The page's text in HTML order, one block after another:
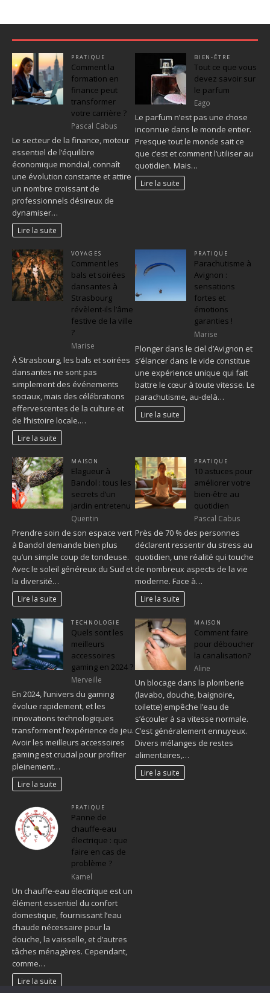
PRATIQUE
Comment la
formation en
finance peut
transformer
votre carrière ?
Pascal Cabus
Le secteur de la finance, moteur
essentiel de l’équilibre
économique mondial, connaît
une évolution constante et attire
un nombre croissant de
professionnels désireux de
dynamiser…
Lire la suite
BIEN-ÊTRE
Tout ce que vous
devez savoir sur
le parfum
Eago
Le parfum n’est pas une chose
inconnue dans le monde entier.
Presque tout le monde sait ce
que c’est et comment l’utiliser au
quotidien. Mais…
Lire la suite
VOYAGES
Comment les
bals et soirées
dansantes à
Strasbourg
révèlent-ils l’âme
festive de la ville
?
Marise
À Strasbourg, les bals et soirées
dansantes ne sont pas
simplement des événements
sociaux, mais des célébrations
effervescentes de la culture et
de l’histoire locale.…
Lire la suite
PRATIQUE
Parachutisme à
Avignon :
sensations
fortes et
émotions
garanties !
Marise
Plonger dans le ciel d’Avignon et
s’élancer dans le vide constitue
une expérience unique qui fait
battre le cœur à toute vitesse. Le
parachutisme, au-delà…
Lire la suite
MAISON
Elagueur à
Bandol : tous les
secrets d’un
jardin entretenu
Quentin
Prendre soin de son espace vert
à Bandol demande bien plus
qu’un simple coup de tondeuse.
Avec le soleil généreux du Sud et
la diversité…
Lire la suite
PRATIQUE
10 astuces pour
améliorer votre
bien-être au
quotidien
Pascal Cabus
Près de 70 % des personnes
déclarent ressentir du stress au
quotidien, une réalité qui touche
de nombreux aspects de la vie
moderne. Face à…
Lire la suite
TECHNOLOGIE
Quels sont les
meilleurs
accessoires
gaming en 2024 ?
Merveille
En 2024, l’univers du gaming
évolue rapidement, et les
innovations technologiques
transforment l’expérience de jeu.
Avoir les meilleurs accessoires
gaming est crucial pour profiter
pleinement…
Lire la suite
MAISON
Comment faire
pour déboucher
la canalisation?
Aline
Un blocage dans la plomberie
(lavabo, douche, baignoire,
toilette) empêche l’eau de
s’écouler à sa vitesse normale.
C’est généralement ennuyeux.
Divers mélanges de restes
alimentaires,…
Lire la suite
PRATIQUE
Panne de
chauffe-eau
électrique : que
faire en cas de
problème ?
Kamel
Un chauffe-eau électrique est un
élément essentiel du confort
domestique, fournissant l’eau
chaude nécessaire pour la
douche, la vaisselle, et d’autres
tâches ménagères. Cependant,
comme…
Lire la suite